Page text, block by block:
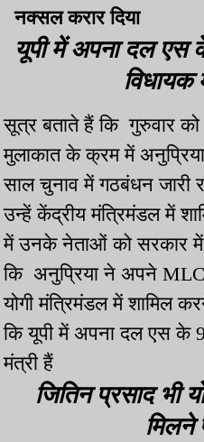
नक्सल करार दिया
यूपी में अपना दल एस
विधायक
सूत्र बताते हैं कि गुरुवार
मुलाकात के क्रम में
साल चुनाव में गठबंधन जारी
उन्हें केंद्रीय मंत्रिमंडल में
में उनके नेताओं को सरकार
कि अनुप्रिया ने अपने
योगी मंत्रिमंडल में शामिल
कि यूपी में अपना दल एस के
मंत्री हैं
जितिन प्रसाद भी
मिलने